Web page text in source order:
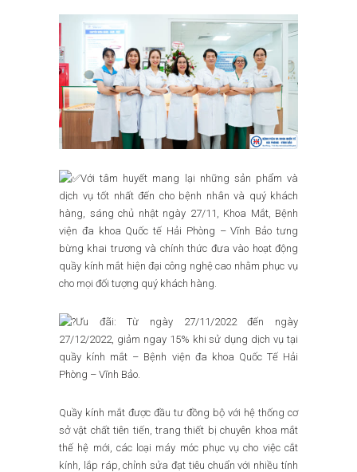
Với tâm huyết mang lại những sản phẩm và
dịch vụ tốt nhất đến cho bệnh nhân và quý khách
hàng, sáng chủ nhật ngày 27/11, Khoa Mắt, Bệnh
viện đa khoa Quốc tế Hải Phòng – Vĩnh Bảo tưng
bừng khai trương và chính thức đưa vào hoạt động
quầy kính mắt hiện đại công nghệ cao nhằm phục vụ
cho mọi đối tượng quý khách hàng.
Ưu đãi: Từ ngày 27/11/2022 đến ngày
27/12/2022, giảm ngay 15% khi sử dụng dịch vụ tại
quầy kính mắt – Bệnh viện đa khoa Quốc Tế Hải
Phòng – Vĩnh Bảo.
Quầy kính mắt được đầu tư đồng bộ với hệ thống cơ
sở vật chất tiên tiến, trang thiết bị chuyên khoa mắt
thế hệ mới, các loại máy móc phục vụ cho việc cắt
kính, lắp ráp, chỉnh sửa đạt tiêu chuẩn với nhiều tính